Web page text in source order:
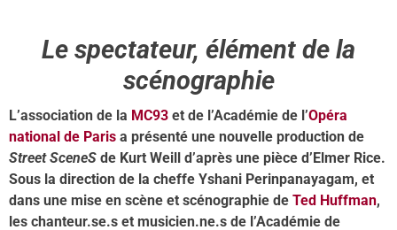
Le spectateur, élément de la
scénographie
L’association de la MC93 et de l’Académie de l’Opéra
national de Paris a présenté une nouvelle production de
Street SceneS de Kurt Weill d’après une pièce d’Elmer Rice.
Sous la direction de la cheffe Yshani Perinpanayagam, et
dans une mise en scène et scénographie de Ted Huffman,
les chanteur.se.s et musicien.ne.s de l’Académie de